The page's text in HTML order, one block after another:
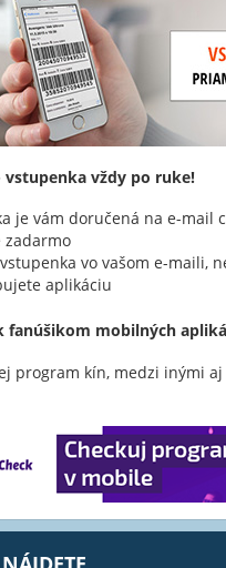
vstupenka vždy po ruke!
je vám doručená na e-mail
zadarmo
vo vašom e-maili,
aplikáciu
fanúšikom mobilných
program kín, medzi inými